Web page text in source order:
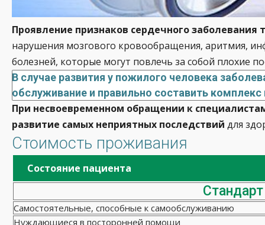
Проявление признаков сердечного
нарушения мозгового кровообращения, аритмия,
болезней, которые могут повлечь за собой плохие
В случае развития у пожилого человека
обслуживание и правильно составить
При несвоевременном обращении к
развитие самых неприятных последствий для
Стоимость проживания
Состояние пациента
Стандарт
Самостоятельные, способные к самообслуживанию
Нуждающиеся в посторонней помощи